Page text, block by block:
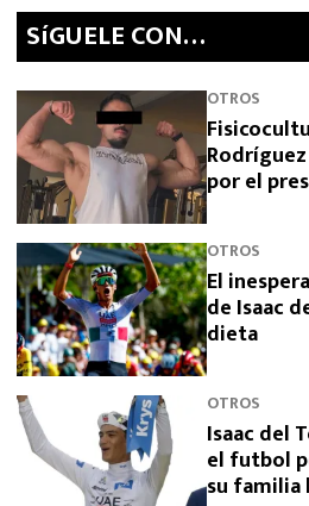
SíGUELE CON…
OTROS
por el
OTROS
El
de Isaac
dieta
OTROS
Isaac del
el futbol
su